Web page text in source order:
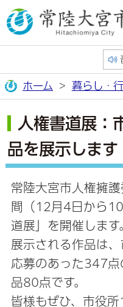
ホーム 暮らし・
人権書道展：
品を展示します
常陸大宮市人権擁
間（12月4日から
道展」を開催します
展示される作品は
応募のあった347点
品80点です。
皆様もぜひ、市役